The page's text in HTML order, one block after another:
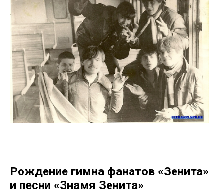
Рождение гимна фанатов «Зенита»
и песни «Знамя Зенита»